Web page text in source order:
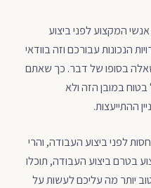
המקצוע לפני ביצוע
הנכונות עבורכם וזה בוודאי
בסופו של דבר. כך שאתם
במובן הזה ולא
ההתייעצות.
לפני ביצוע העבודה, והרי
בטרם ביצוע העבודה, תוכלו
יותר מה עליכם לעשות על